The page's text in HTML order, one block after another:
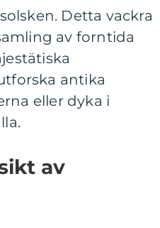
Detta vackra
av forntida
antika
eller dyka i
av